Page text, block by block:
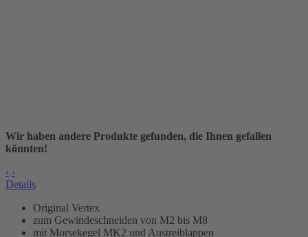
Wir haben andere Produkte gefunden, die Ihnen gefallen
könnten!
‹ ›
Details
Original Vertex
zum Gewindeschneiden von M2 bis M8
mit Morsekegel MK2 und Austreiblappen